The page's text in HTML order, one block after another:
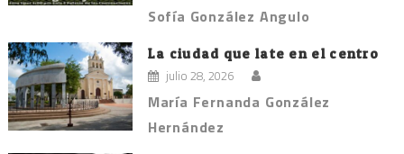
Sofía González Angulo
La ciudad que late en el centro
julio 28, 2026
María Fernanda González
Hernández